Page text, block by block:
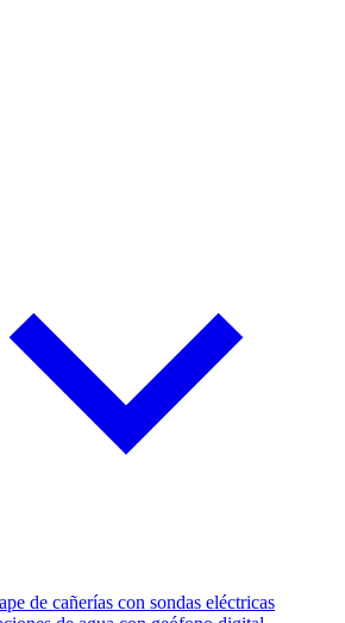
de cañerías con sondas eléctricas